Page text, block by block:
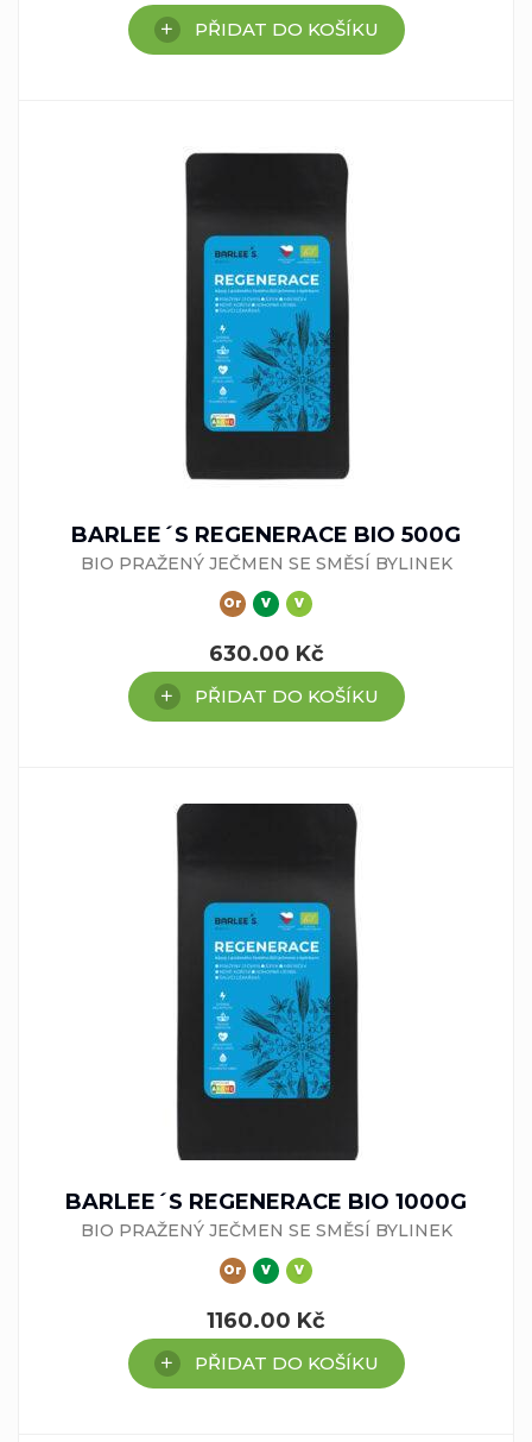
PŘIDAT DO KOŠÍKU
BARLEE´S REGENERACE BIO 500G
BIO PRAŽENÝ JEČMEN SE SMĚSÍ BYLINEK
Or V V
630.00 Kč
PŘIDAT DO KOŠÍKU
BARLEE´S REGENERACE BIO 1000G
BIO PRAŽENÝ JEČMEN SE SMĚSÍ BYLINEK
Or V V
1160.00 Kč
PŘIDAT DO KOŠÍKU